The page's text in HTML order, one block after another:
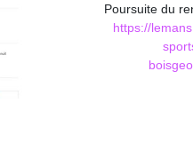
Poursuite du
https://